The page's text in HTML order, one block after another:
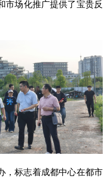
市场化推广提供了宝贵反
，标志着成都中心在都市